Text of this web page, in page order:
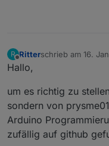
R
Offline
Ritterschrieb am 16.
zuletzt editiert von
Hallo,
um es richtig zu
sondern von
Arduino
zufällig auf github